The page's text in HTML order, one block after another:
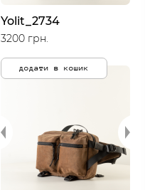
Yolit_2734
3200 грн.
додати в кошик